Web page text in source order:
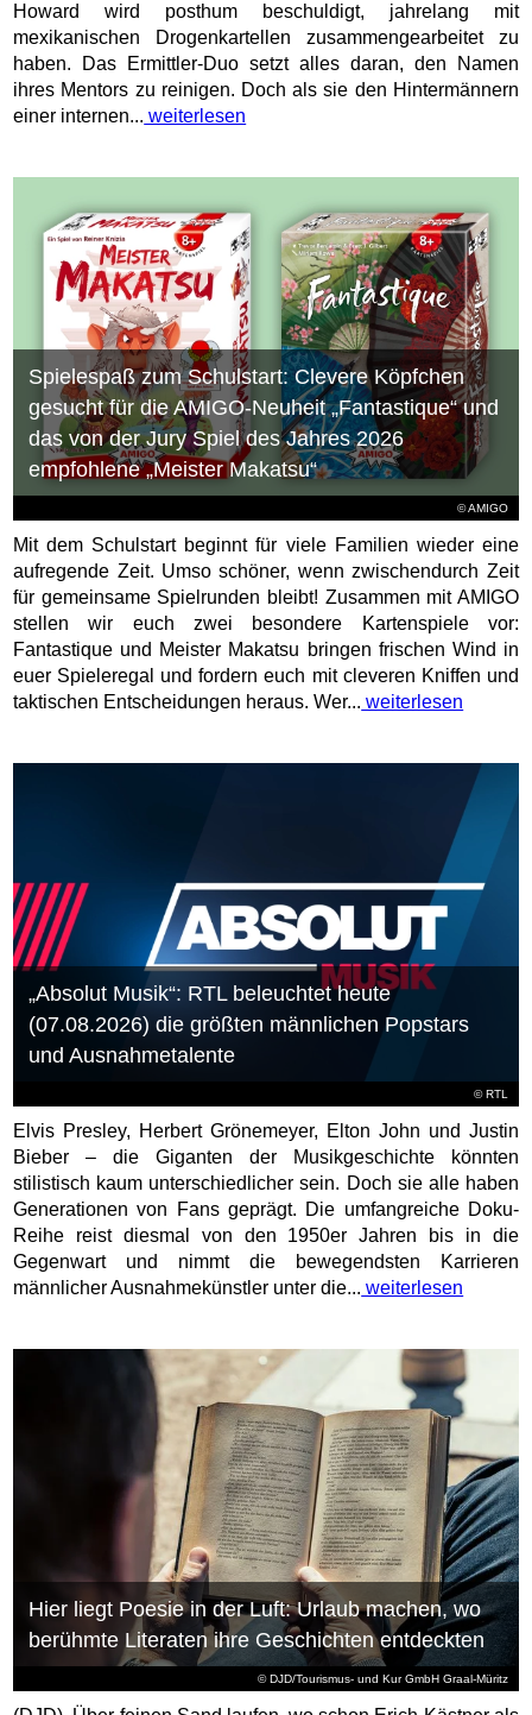
Howard wird posthum beschuldigt, jahrelang mit
mexikanischen Drogenkartellen zusammengearbeitet zu
haben. Das Ermittler-Duo setzt alles daran, den Namen
ihres Mentors zu reinigen. Doch als sie den Hintermännern
einer internen... weiterlesen
© AMIGO
Spielespaß zum Schulstart: Clevere Köpfchen
gesucht für die AMIGO-Neuheit „Fantastique“ und
das von der Jury Spiel des Jahres 2026
empfohlene „Meister Makatsu“
Mit dem Schulstart beginnt für viele Familien wieder eine
aufregende Zeit. Umso schöner, wenn zwischendurch Zeit
für gemeinsame Spielrunden bleibt! Zusammen mit AMIGO
stellen wir euch zwei besondere Kartenspiele vor:
Fantastique und Meister Makatsu bringen frischen Wind in
euer Spieleregal und fordern euch mit cleveren Kniffen und
taktischen Entscheidungen heraus. Wer... weiterlesen
©RTL
„Absolut Musik“: RTL beleuchtet heute
(07.08.2026) die größten männlichen Popstars
und Ausnahmetalente
Elvis Presley, Herbert Grönemeyer, Elton John und Justin
Bieber – die Giganten der Musikgeschichte könnten
stilistisch kaum unterschiedlicher sein. Doch sie alle haben
Generationen von Fans geprägt. Die umfangreiche Doku-
Reihe reist diesmal von den 1950er Jahren bis in die
Gegenwart und nimmt die bewegendsten Karrieren
männlicher Ausnahmekünstler unter die... weiterlesen
© DJD/Tourismus- und Kur GmbH Graal-Müritz
Hier liegt Poesie in der Luft: Urlaub machen, wo
berühmte Literaten ihre Geschichten entdeckten